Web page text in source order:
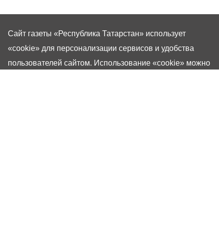
Сайт газеты «Республика Татарстан» использует
«cookie» для персонализации сервисов и удобства
пользователей сайтом. Использование «cookie» можно